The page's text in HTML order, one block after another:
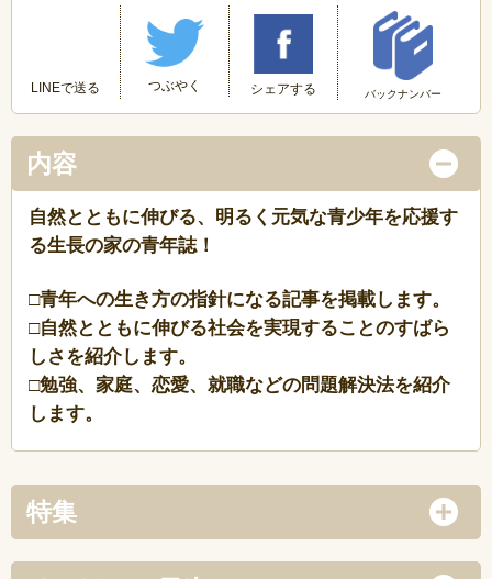
LINEで送る つぶやく シェアする バックナンバー
内容
自然とともに伸びる、明るく元気な青少年を応援す
る生長の家の青年誌！
□青年への生き方の指針になる記事を掲載します。
□自然とともに伸びる社会を実現することのすばら
しさを紹介します。
□勉強、家庭、恋愛、就職などの問題解決法を紹介
します。
特集